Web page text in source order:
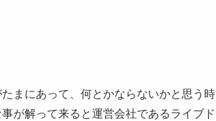
まにあって、何とかならないかと思う時
が解って来ると運営会社であるライブド